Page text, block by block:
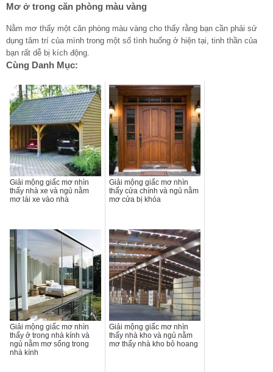
Mơ ở trong căn phòng màu vàng
Nằm mơ thấy một căn phòng màu vàng cho thấy rằng bạn cần phải sử
dụng tâm trí của mình trong một số tình huống ở hiện tại, tinh thần của
bạn rất dễ bị kích động.
Cùng Danh Mục:
Giải mộng giấc mơ nhìn
thấy nhà xe và ngủ nằm
mơ lái xe vào nhà
Giải mộng giấc mơ nhìn
thấy cửa chính và ngủ nằm
mơ cửa bị khóa
Giải mộng giấc mơ nhìn
thấy ở trong nhà kính và
ngủ nằm mơ sống trong
nhà kính
Giải mộng giấc mơ nhìn
thấy nhà kho và ngủ nằm
mơ thấy nhà kho bỏ hoang